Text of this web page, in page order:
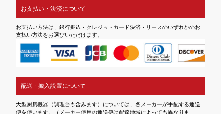
お支払い・決済について
お支払い方法は、銀行振込・クレジットカード決済・リースのいずれかのお
支払い方法をお選びいただけます。
配送・搬入設置について
大型厨房機器（調理台も含みます）については、各メーカーが手配する運送
便を使います。（メーカー使用の運送便は配達地域によっても異なりま